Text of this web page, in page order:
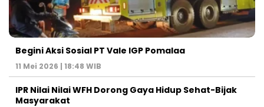
Begini Aksi Sosial PT Vale IGP Pomalaa
11 Mei 2026 | 18:48 WIB
IPR Nilai Nilai WFH Dorong Gaya Hidup Sehat-Bijak
Masyarakat